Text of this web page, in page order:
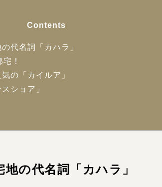
Contents
代名詞「カハラ」
！
の「カイルア」
ショア」
の代名詞「カハラ」